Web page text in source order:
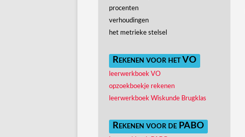
procenten
verhoudingen
het metrieke stelsel
Rekenen voor het VO
leerwerkboek VO
opzoekboekje rekenen
leerwerkboek Wiskunde Brugklas
Rekenen voor de PABO